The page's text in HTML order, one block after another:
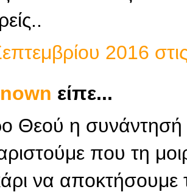
2016
είπε...
Θεού η συνάντησή
που τη
να